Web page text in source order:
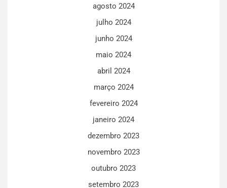
agosto 2024
julho 2024
junho 2024
maio 2024
abril 2024
março 2024
fevereiro 2024
janeiro 2024
dezembro 2023
novembro 2023
outubro 2023
setembro 2023